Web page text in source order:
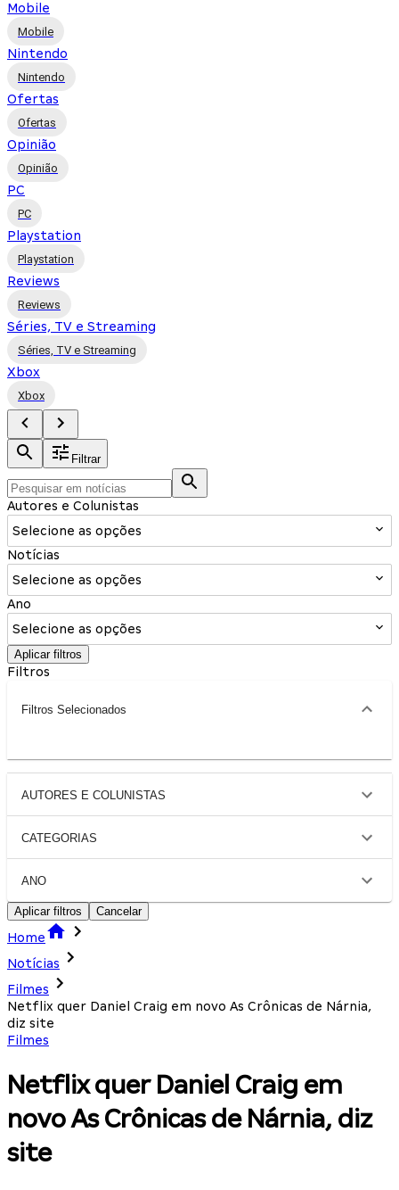
Mobile
Mobile
Nintendo
Nintendo
Ofertas
Ofertas
Opinião
Opinião
PC
PC
Playstation
Playstation
Reviews
Reviews
Séries, TV e Streaming
Séries, TV e Streaming
Xbox
Xbox
Filtrar
Autores e Colunistas
Selecione as opções
Notícias
Selecione as opções
Ano
Selecione as opções
Aplicar filtros
Filtros
Filtros Selecionados
AUTORES E COLUNISTAS
CATEGORIAS
ANO
Aplicar filtros Cancelar
Home
Notícias
Filmes
Netflix quer Daniel Craig em novo As Crônicas de Nárnia,
diz site
Filmes
Netflix quer Daniel Craig em
novo As Crônicas de Nárnia, diz
site